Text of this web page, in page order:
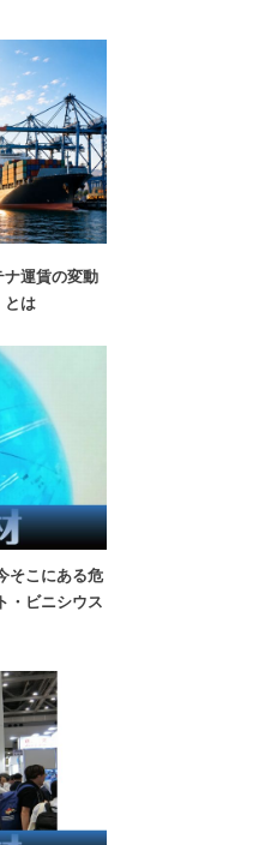
運賃の変動
とは
そこにある危
・ビニシウス